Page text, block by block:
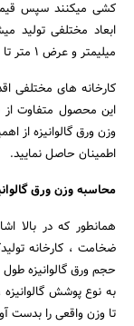
کشی میکنند سپس
میلیمتر و عرض 1 متر تا 1 متر و 25 سانتی متر به بازار عرضه میشود.
کارخانه های مختلفی
این محصول متفاوت از
وزن ورق گالوانیزه از
اطمینان حاصل نمایید.
محاسبه وزن ورق
همانطور که در بالا
ضخامت ، کارخانه
حجم ورق گالوانیزه
به نوع پوشش
تا وزن واقعی را بدست